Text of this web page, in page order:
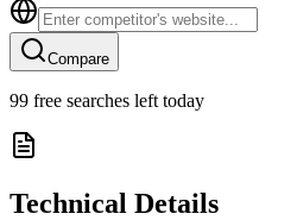
Compare
99 free searches left today
Technical Details